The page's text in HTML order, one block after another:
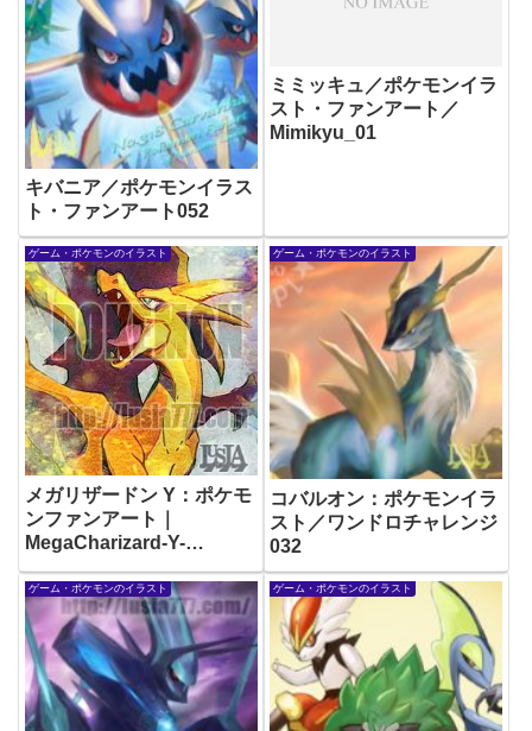
キバニア／ポケモンイラス
ト・ファンアート052
ミミッキュ／ポケモンイラ
スト・ファンアート／
Mimikyu_01
ゲーム・ポケモンのイラスト
メガリザードン Y：ポケモ
ンファンアート｜
MegaCharizard-Y-
ゲーム・ポケモンのイラスト
コバルオン：ポケモンイラ
スト／ワンドロチャレンジ
032
ゲーム・ポケモンのイラスト ゲーム・ポケモンのイラスト